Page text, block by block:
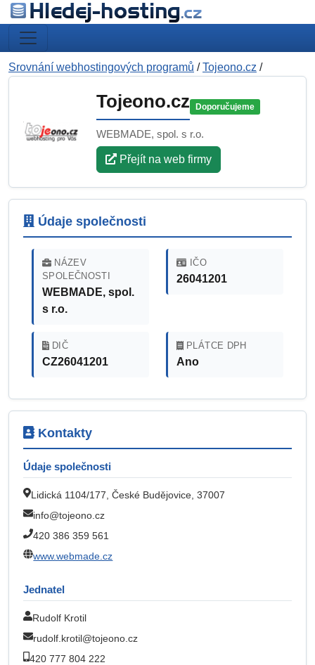
Srovnání webhostingových programů /Tojeono.cz /
Tojeono.cz Doporučujeme
WEBMADE, spol. s r.o.
Přejít na web firmy
Údaje společnosti
NÁZEV
SPOLEČNOSTI
WEBMADE, spol.
s r.o.
IČO
26041201
DIČ
CZ26041201
PLÁTCE DPH
Ano
Kontakty
Údaje společnosti
Lidická 1104/177, České Budějovice, 37007
info@tojeono.cz
420 386 359 561
www.webmade.cz
Jednatel
Rudolf Krotil
rudolf.krotil@tojeono.cz
420 777 804 222